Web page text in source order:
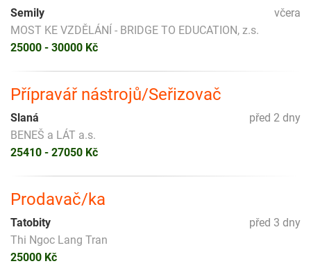
včera
Semily
MOST KE VZDĚLÁNÍ - BRIDGE TO EDUCATION, z.s.
25000 - 30000 Kč
Přípravář nástrojů/Seřizovač
před 2 dny
Slaná
BENEŠ a LÁT a.s.
25410 - 27050 Kč
Prodavač/ka
před 3 dny
Tatobity
Thi Ngoc Lang Tran
25000 Kč